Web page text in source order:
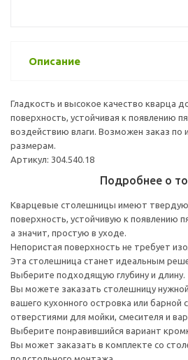
Описание
Гладкость и высокое качество кварца
поверхность, устойчивая к появлению
воздействию влаги. Возможен заказ по
размерам.
Артикул: 304.540.18
Подробнее о
Кварцевые столешницы имеют
поверхность, устойчивую к появлению
а значит, простую в уходе.
Непористая поверхность не требует
Эта столешница станет идеальным
Выберите подходящую глубину и длину.
Вы можете заказать столешницу
вашего кухонного островка или барной
отверстиями для мойки, смесителя и
Выберите понравившийся вариант
Вы может заказать в комплекте со